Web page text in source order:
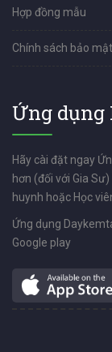
Hợp đồng mẫu
Chính sách bảo
Ứng dụng
Hãy cài đặt ngay
hơn (đối với Gia
huynh hoặc Học
Ứng dụng
Google play